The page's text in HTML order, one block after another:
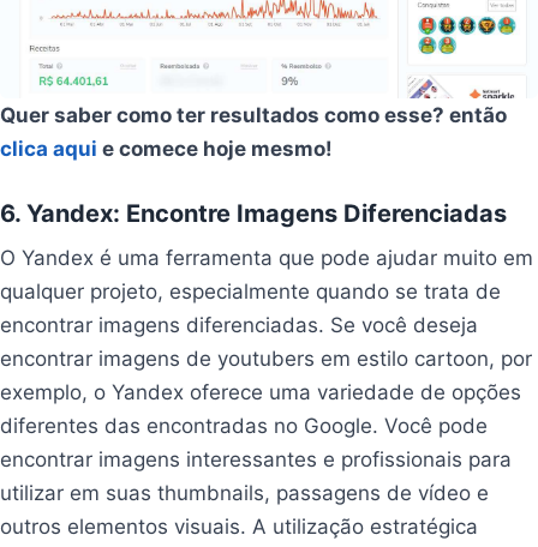
Quer saber como ter resultados como esse? então
clica aqui e comece hoje mesmo!
6. Yandex: Encontre Imagens Diferenciadas
O Yandex é uma ferramenta que pode ajudar muito em
qualquer projeto, especialmente quando se trata de
encontrar imagens diferenciadas. Se você deseja
encontrar imagens de youtubers em estilo cartoon, por
exemplo, o Yandex oferece uma variedade de opções
diferentes das encontradas no Google. Você pode
encontrar imagens interessantes e profissionais para
utilizar em suas thumbnails, passagens de vídeo e
outros elementos visuais. A utilização estratégica